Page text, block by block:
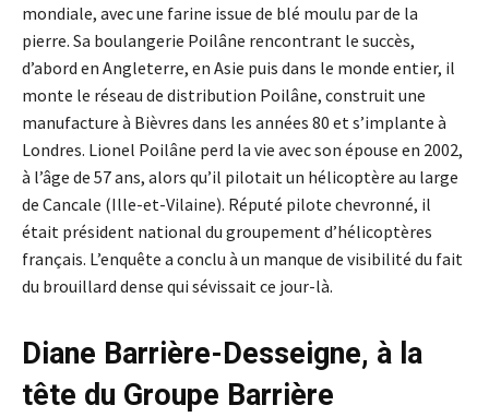
mondiale, avec une farine issue de blé moulu par de la
pierre. Sa boulangerie Poilâne rencontrant le succès,
d’abord en Angleterre, en Asie puis dans le monde entier, il
monte le réseau de distribution Poilâne, construit une
manufacture à Bièvres dans les années 80 et s’implante à
Londres. Lionel Poilâne perd la vie avec son épouse en 2002,
à l’âge de 57 ans, alors qu’il pilotait un hélicoptère au large
de Cancale (Ille-et-Vilaine). Réputé pilote chevronné, il
était président national du groupement d’hélicoptères
français. L’enquête a conclu à un manque de visibilité du fait
du brouillard dense qui sévissait ce jour-là.
Diane Barrière-Desseigne, à la
tête du Groupe Barrière